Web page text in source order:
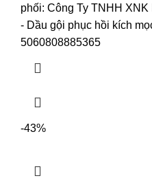
phối: Công Ty TNHH
- Dầu gội phục hồi kích
5060808885365
-43%